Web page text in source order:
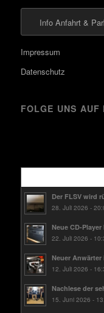
Info Anfahrt &
Impressum
Datenschutz
FOLGE UNS AUF
Der FLSV wird
28. Juli 2026 -
Neue CD-
22. Juli 2026 -
Neuer
12. Juli 2026 -
Nachlese der
15. Juni 2026 -